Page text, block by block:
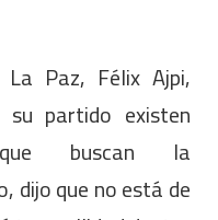
Paz, Félix Ajpi,
partido existen
buscan la
dijo que no está de